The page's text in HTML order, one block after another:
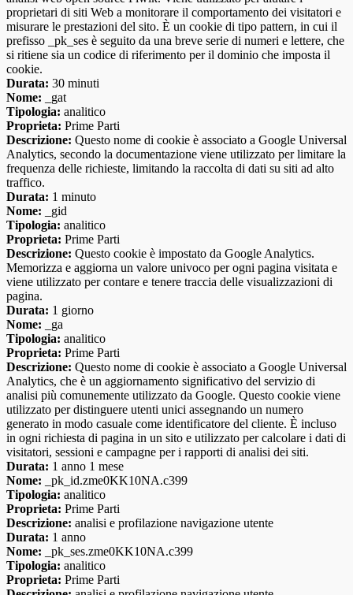
proprietari di siti Web a monitorare il comportamento dei visitatori e
misurare le prestazioni del sito. È un cookie di tipo pattern, in cui il
prefisso _pk_ses è seguito da una breve serie di numeri e lettere, che
si ritiene sia un codice di riferimento per il dominio che imposta il
cookie.
Durata: 30 minuti
Nome: _gat
Tipologia: analitico
Proprieta: Prime Parti
Descrizione: Questo nome di cookie è associato a Google Universal
Analytics, secondo la documentazione viene utilizzato per limitare la
frequenza delle richieste, limitando la raccolta di dati su siti ad alto
traffico.
Durata: 1 minuto
Nome: _gid
Tipologia: analitico
Proprieta: Prime Parti
Descrizione: Questo cookie è impostato da Google Analytics.
Memorizza e aggiorna un valore univoco per ogni pagina visitata e
viene utilizzato per contare e tenere traccia delle visualizzazioni di
pagina.
Durata: 1 giorno
Nome: _ga
Tipologia: analitico
Proprieta: Prime Parti
Descrizione: Questo nome di cookie è associato a Google Universal
Analytics, che è un aggiornamento significativo del servizio di
analisi più comunemente utilizzato da Google. Questo cookie viene
utilizzato per distinguere utenti unici assegnando un numero
generato in modo casuale come identificatore del cliente. È incluso
in ogni richiesta di pagina in un sito e utilizzato per calcolare i dati di
visitatori, sessioni e campagne per i rapporti di analisi dei siti.
Durata: 1 anno 1 mese
Nome: _pk_id.zme0KK10NA.c399
Tipologia: analitico
Proprieta: Prime Parti
Descrizione: analisi e profilazione navigazione utente
Durata: 1 anno
Nome: _pk_ses.zme0KK10NA.c399
Tipologia: analitico
Proprieta: Prime Parti